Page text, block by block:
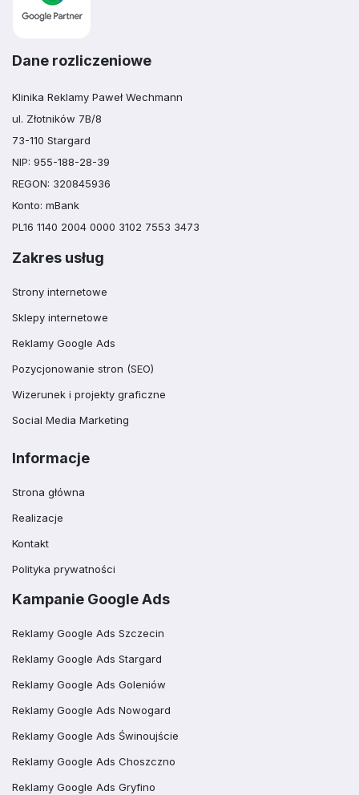
Dane rozliczeniowe
Klinika Reklamy Paweł Wechmann
ul. Złotników 7B/8
73-110 Stargard
NIP: 955-188-28-39
REGON: 320845936
Konto: mBank
PL16 1140 2004 0000 3102 7553 3473
Zakres usług
Strony internetowe
Sklepy internetowe
Reklamy Google Ads
Pozycjonowanie stron (SEO)
Wizerunek i projekty graficzne
Social Media Marketing
Informacje
Strona główna
Realizacje
Kontakt
Polityka prywatności
Kampanie Google Ads
Reklamy Google Ads Szczecin
Reklamy Google Ads Stargard
Reklamy Google Ads Goleniów
Reklamy Google Ads Nowogard
Reklamy Google Ads Świnoujście
Reklamy Google Ads Choszczno
Reklamy Google Ads Gryfino